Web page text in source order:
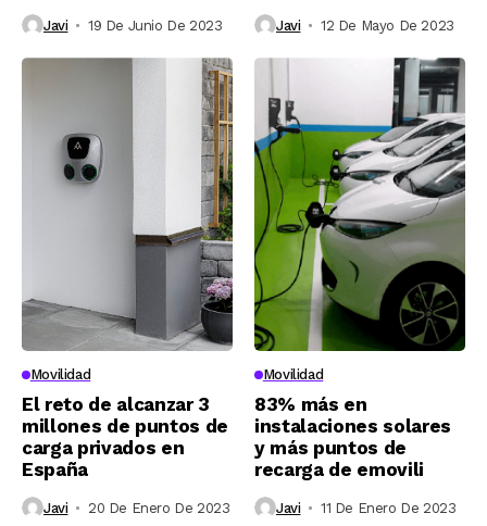
Javi 19 De Junio De 2023 Javi 12 De Mayo De 2023
Movilidad
El reto de alcanzar 3
millones de puntos de
carga privados en
España
Javi 20 De Enero De 2023
Movilidad
83% más en
instalaciones solares
y más puntos de
recarga de emovili
Javi 11 De Enero De 2023